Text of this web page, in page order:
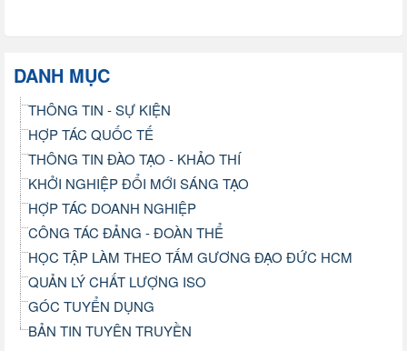
DANH MỤC
THÔNG TIN - SỰ KIỆN
HỢP TÁC QUỐC TẾ
THÔNG TIN ĐÀO TẠO - KHẢO THÍ
KHỞI NGHIỆP ĐỔI MỚI SÁNG TẠO
HỢP TÁC DOANH NGHIỆP
CÔNG TÁC ĐẢNG - ĐOÀN THỂ
HỌC TẬP LÀM THEO TẤM GƯƠNG ĐẠO ĐỨC HCM
QUẢN LÝ CHẤT LƯỢNG ISO
GÓC TUYỂN DỤNG
BẢN TIN TUYÊN TRUYỀN